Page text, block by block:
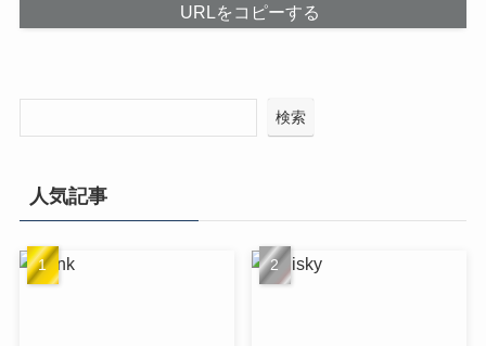
URLをコピーする
検索
人気記事